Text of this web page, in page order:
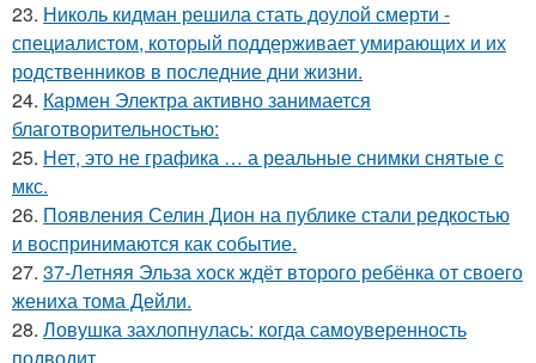
23. Николь кидман решила стать доулой смерти -
специалистом, который поддерживает умирающих и их
родственников в последние дни жизни.
24. Кармен Электра активно занимается
благотворительностью:
25. Нет, это не графика … а реальные снимки снятые с
мкс.
26. Появления Селин Дион на публике стали редкостью
и воспринимаются как событие.
27. 37-Летняя Эльза хоск ждёт второго ребёнка от своего
жениха тома Дейли.
28. Ловушка захлопнулась: когда самоуверенность